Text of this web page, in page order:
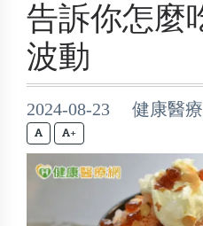
告訴你怎麼
波動
2024-08-23 健康醫
+